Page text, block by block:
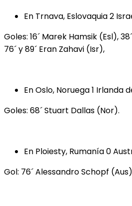
En Trnava, Eslovaquia 2
Goles: 16´ Marek Hamsik (Esl),
76´ y 89´ Eran Zahavi (Isr),
En Oslo, Noruega 1 Irlanda
Goles: 68´ Stuart Dallas (Nor).
En Ploiesty, Rumanía 0
Gol: 76´ Alessandro Schopf